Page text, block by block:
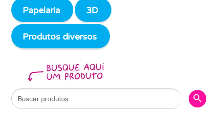
Papelaria 3D
Produtos diversos
Search
for:
Search